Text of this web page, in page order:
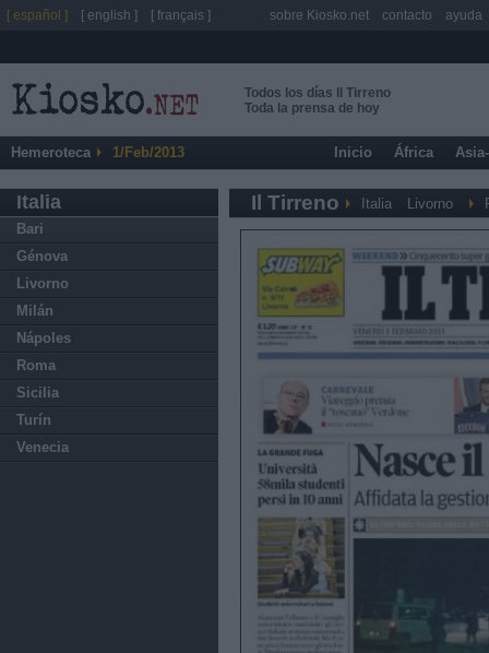
Todos los días Il Tirreno
Toda la prensa de hoy
Hemeroteca 1/Feb/2013 Inicio África
Italia
Bari
Génova
Livorno
Milán
Nápoles
Roma
Sicilia
Turín
Venecia
Il Tirreno Italia Livorno
[ español ] [ english ] [ français ] sobre Kiosko.net contacto ayuda